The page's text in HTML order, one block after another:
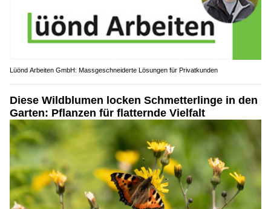
Lüönd Arbeiten GmbH: Massgeschneiderte Lösungen für Privatkunden
Diese Wildblumen locken Schmetterlinge in den
Garten: Pflanzen für flatternde Vielfalt